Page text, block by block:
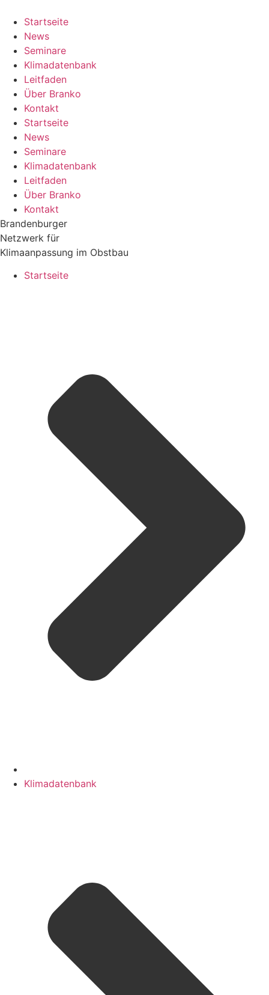
Inhalt
springen
Startseite
News
Seminare
Klimadatenbank
Leitfaden
Über Branko
Kontakt
Startseite
News
Seminare
Klimadatenbank
Leitfaden
Über Branko
Kontakt
Brandenburger
Netzwerk für
Klimaanpassung im Obstbau
Startseite
Klimadatenbank